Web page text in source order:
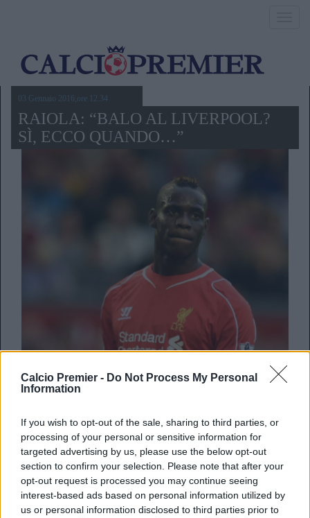
Calcio Premier - Do Not Process My Personal
Information
If you wish to opt-out of the sale, sharing to third parties, or
processing of your personal or sensitive information for
targeted advertising by us, please use the below opt-out
section to confirm your selection. Please note that after your
opt-out request is processed you may continue seeing
interest-based ads based on personal information utilized by
us or personal information disclosed to third parties prior to
03 Gennaio 2016,ore 12.34
RAIOLA: “BALO AL LIVERPOOL?
SÌ, ECCO QUANDO…”
più che un arrivederci”. Salutò così il Liverpool dopo un
anno piuttosto povero di soddisfazioni, ma ora Mino
Raiola, il suo agente, gli ricorda che formalmente il suo,
appunto, è stato soltanto un arrivederci: “Un ritorno ad
Anfield è teoricamente – spiega il procuratore a Sport
Mediaset – questo dice il contratto. È un giocatore del
Liverpool e a giugno dovrebbe fare ritorno in Inghilterra”.